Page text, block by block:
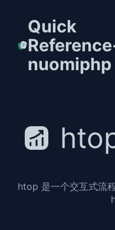
Quick
nuomiphp
htop 是一个交互式流